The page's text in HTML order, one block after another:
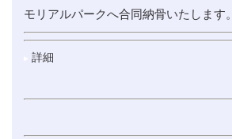
モリアルパークへ合同納骨いたします。
詳細